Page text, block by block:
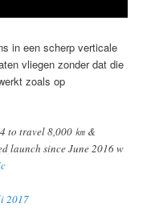
in een scherp verticale
vliegen zonder dat die
zoals op
to travel 8,000 ㎞ &
launch since June 2016 w
2017